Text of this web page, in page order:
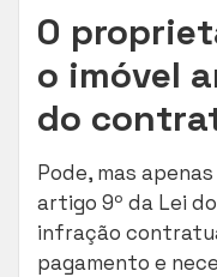
O
o imóvel
do
Pode, mas
artigo 9º da Lei
infração
pagamento e